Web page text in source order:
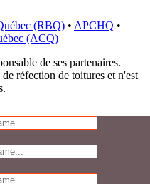
(RBQ) • APCHQ •
(ACQ)
de ses partenaires.
réfection de toitures et n'est